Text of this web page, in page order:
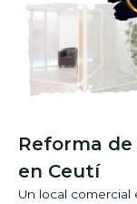
Reforma
en Ceutí
Un local comercial